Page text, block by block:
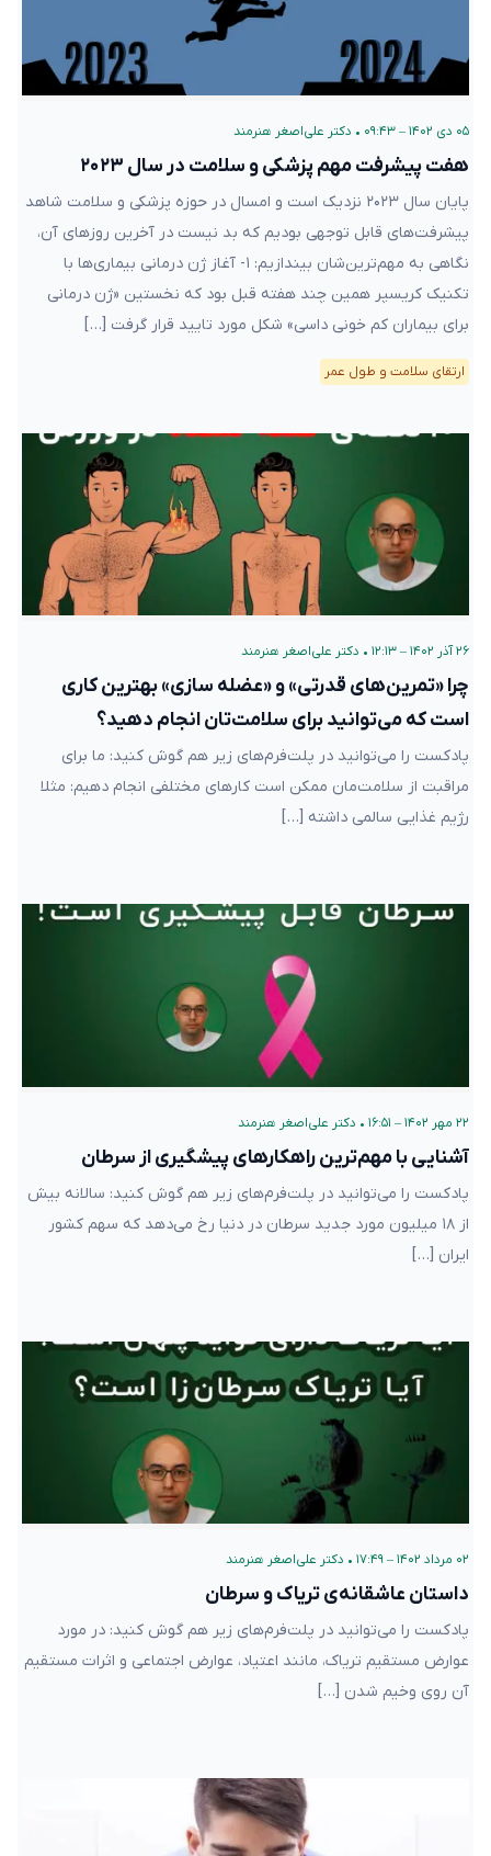
۰۵ دی ۱۴۰۲ – ۰۹:۴۳ • دکتر علی‌اصغر هنرمند
هفت پیشرفت مهم پزشکی و سلامت در سال ۲۰۲۳
پایان سال ۲۰۲۳ نزدیک است و امسال در حوزه پزشکی و سلامت شاهد
پیشرفت‌های قابل توجهی بودیم که بد نیست در آخرین روزهای آن،
نگاهی به مهم‌ترین‌شان بیندازیم: ۱- آغاز ژن درمانی بیماری‌ها با
تکنیک کریسپر همین چند هفته قبل بود که نخستین «ژن درمانی
برای بیماران کم خونی داسی» شکل مورد تایید قرار گرفت […]
ارتقای سلامت و طول عمر
۲۶ آذر ۱۴۰۲ – ۱۲:۱۳ • دکتر علی‌اصغر هنرمند
چرا «تمرین‌های قدرتی» و «عضله سازی» بهترین کاری
است که می‌توانید برای سلامت‌تان انجام دهید؟
پادکست را می‌توانید در پلت‌فرم‌های زیر هم گوش کنید: ما برای
مراقبت از سلامت‌مان ممکن است کارهای مختلفی انجام دهیم: مثلا
رژیم غذایی سالمی داشته […]
۲۲ مهر ۱۴۰۲ – ۱۶:۵۱ • دکتر علی‌اصغر هنرمند
آشنایی با مهم‌ترین راهکارهای پیشگیری از سرطان
پادکست را می‌توانید در پلت‌فرم‌های زیر هم گوش کنید: سالانه بیش
از ۱۸ میلیون مورد جدید سرطان در دنیا رخ می‌دهد که سهم کشور
ایران […]
۰۲ مرداد ۱۴۰۲ – ۱۷:۴۹ • دکتر علی‌اصغر هنرمند
داستان عاشقانه‌ی تریاک و سرطان
پادکست را می‌توانید در پلت‌فرم‌های زیر هم گوش کنید: در مورد
عوارض مستقیم تریاک، مانند اعتیاد، عوارض اجتماعی و اثرات مستقیم
آن روی وخیم شدن […]